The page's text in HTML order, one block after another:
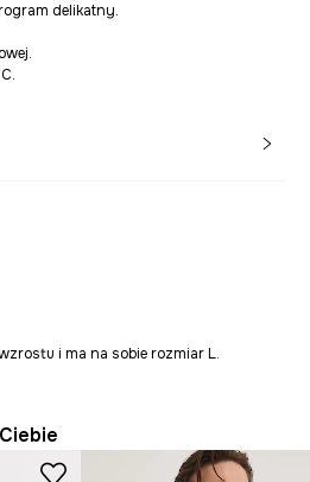
delikatny.
i ma na sobie rozmiar L.